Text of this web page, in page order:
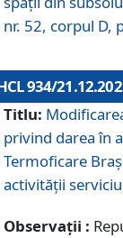
nr. 52, corpul D,
934/
Titlu:
privind darea în
Termoficare
activităţii
Observații :